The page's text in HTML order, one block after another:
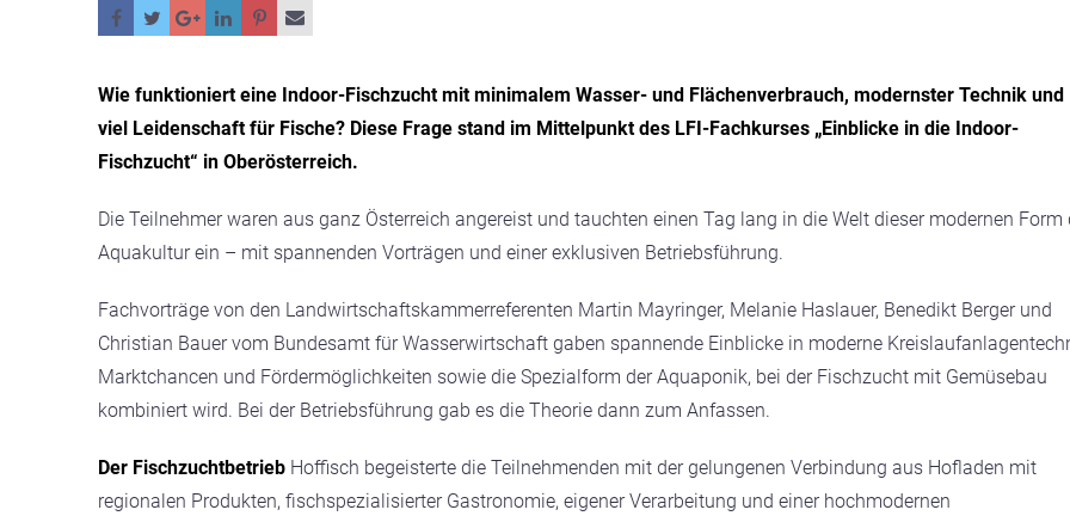
Wie funktioniert eine Indoor-Fischzucht mit minimalem Wasser- und Flächenverbrauch, modernster Technik und
viel Leidenschaft für Fische? Diese Frage stand im Mittelpunkt des LFI-Fachkurses „Einblicke in die Indoor-
Fischzucht“ in Oberösterreich.
Die Teilnehmer waren aus ganz Österreich angereist und tauchten einen Tag lang in die Welt dieser modernen Form
Aquakultur ein – mit spannenden Vorträgen und einer exklusiven Betriebsführung.
Fachvorträge von den Landwirtschaftskammerreferenten Martin Mayringer, Melanie Haslauer, Benedikt Berger und
Christian Bauer vom Bundesamt für Wasserwirtschaft gaben spannende Einblicke in moderne
Marktchancen und Fördermöglichkeiten sowie die Spezialform der Aquaponik, bei der Fischzucht mit Gemüsebau
kombiniert wird. Bei der Betriebsführung gab es die Theorie dann zum Anfassen.
Der Fischzuchtbetrieb Hoffisch begeisterte die Teilnehmenden mit der gelungenen Verbindung aus Hofladen mit
regionalen Produkten, fischspezialisierter Gastronomie, eigener Verarbeitung und einer hochmodernen